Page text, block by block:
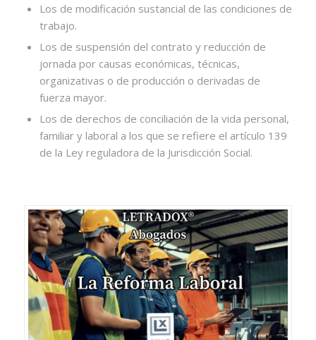
Los de modificación sustancial de las condiciones de
trabajo.
Los de suspensión del contrato y reducción de
jornada por causas económicas, técnicas,
organizativas o de producción o derivadas de
fuerza mayor.
Los de derechos de conciliación de la vida personal,
familiar y laboral a los que se refiere el artículo 139
de la Ley reguladora de la Jurisdicción Social.